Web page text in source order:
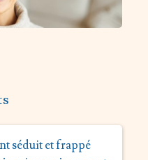
séduit et frappé